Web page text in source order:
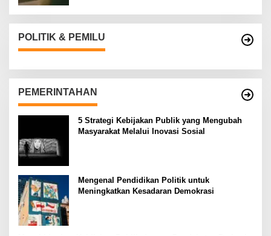
POLITIK & PEMILU
PEMERINTAHAN
5 Strategi Kebijakan Publik yang Mengubah
Masyarakat Melalui Inovasi Sosial
Mengenal Pendidikan Politik untuk
Meningkatkan Kesadaran Demokrasi